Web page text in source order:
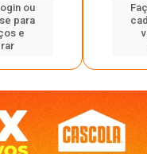
ou
para
e